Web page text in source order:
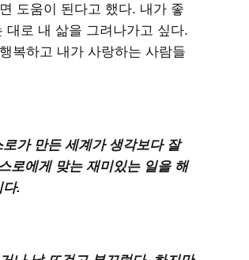
도움이 된다고 했다. 내가 좋
대로 내 삶을 그려나가고 싶다.
복하고 내가 사랑하는 사람들
가 만든 세계가 생각보다 잘
로에게 맞는 재미있는 일을 해
.